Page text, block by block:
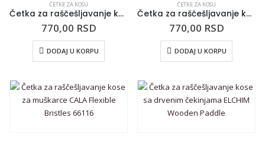
ČETKE ZA KOSU
Četka za raščešljavanje kose LABOR PRO Gelato Quatro
770,00 RSD
DODAJ U KORPU
ČETKE ZA KOSU
Četka za raščešljavanje kose LABOR PRO Gelato Uno
770,00 RSD
DODAJ U KORPU